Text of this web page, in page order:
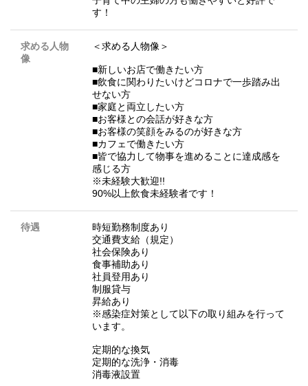
す！
求める人物
像
＜求める人物像＞
■新しいお店で働きたい方
■飲食に関わりたいけどコロナで一歩踏み出
せない方
■家庭と両立したい方
■お客様との会話が好きな方
■お客様の笑顔をみるのが好きな方
■カフェで働きたい方
■皆で協力して物事を進めることに達成感を
感じる方
※未経験大歓迎!!
90%以上飲食未経験者です！
待遇
時短勤務制度あり
交通費支給（規定）
社会保険あり
食事補助あり
社員登用あり
制服貸与
昇給あり
※感染症対策として以下の取り組みを行って
います。
定期的な換気
定期的な洗浄・消毒
消毒液設置